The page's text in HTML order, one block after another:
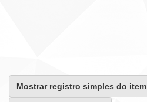
Mostrar registro simples do item